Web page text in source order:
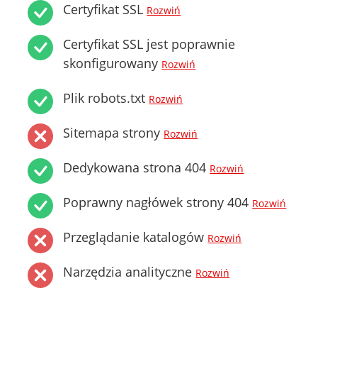
Certyfikat SSL Rozwiń
Certyfikat SSL jest poprawnie
skonfigurowany Rozwiń
Plik robots.txt Rozwiń
Sitemapa strony Rozwiń
Dedykowana strona 404 Rozwiń
Poprawny nagłówek strony 404 Rozwiń
Przeglądanie katalogów Rozwiń
Narzędzia analityczne Rozwiń